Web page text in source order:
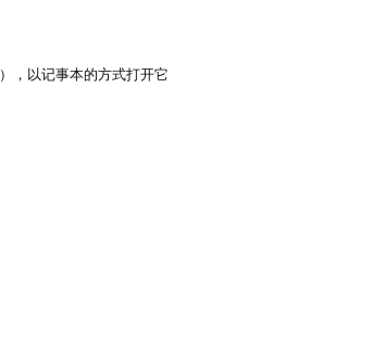
），以记事本的方式打开它